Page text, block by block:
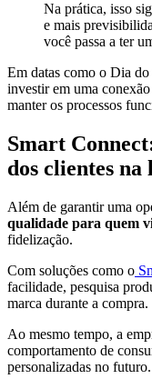
Na prática, isso
e mais
você passa a ter
Em datas como o Dia
investir em uma
manter os processos
Smart
dos clientes
Além de garantir uma
qualidade para quem
fidelização.
Com soluções como o
facilidade, pesquisa
marca durante a compra.
Ao mesmo tempo, a
comportamento de
personalizadas no futuro.